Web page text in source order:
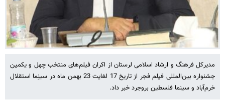
مدیرکل فرهنگ و ارشاد اسلامی لرستان از اکران فیلم‌های منتخب چهل و یکمین
جشنواره بین‌المللی فیلم فجر از تاریخ 17 لغایت 23 بهمن ماه در سینِما استقلال
خرم‌آباد و سینما فلسطین بروجرد خبر داد.